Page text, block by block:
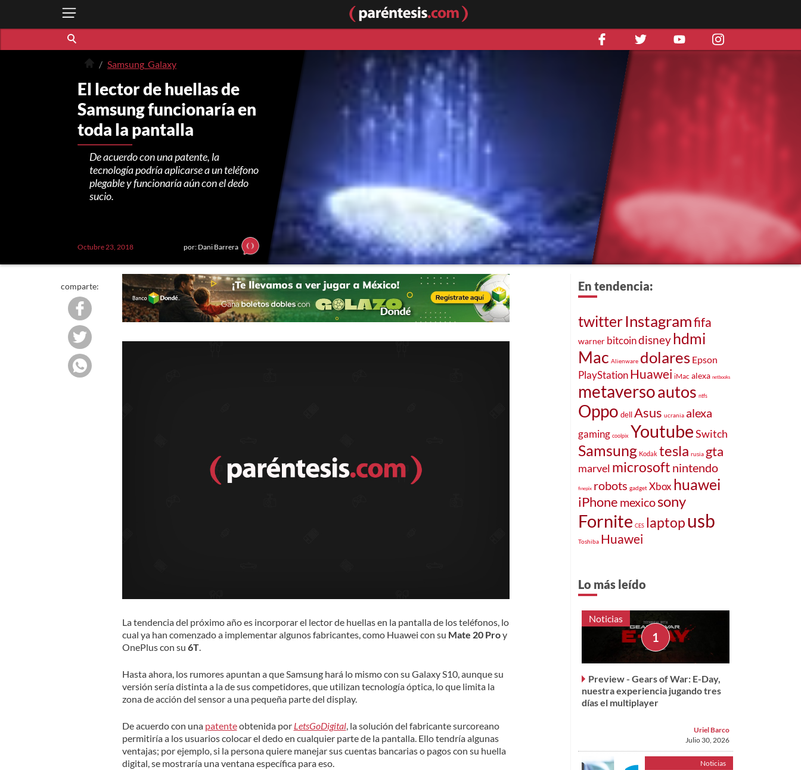
Samsung_Galaxy
El lector de huellas de
Samsung funcionaría en
toda la pantalla
De acuerdo con una patente, la
tecnología podría aplicarse a un teléfono
plegable y funcionaría aún con el dedo
sucio.
Octubre 23, 2018 por: Dani Barrera
comparte:
La tendencia del próximo año es incorporar el lector de huellas en la pantalla de los teléfonos, lo
cual ya han comenzado a implementar algunos fabricantes, como Huawei con su Mate 20 Proy
OnePlus con su 6T.
Hasta ahora, los rumores apuntan a que Samsung hará lo mismo con su Galaxy S10, aunque su
versión sería distinta a la de sus competidores, que utilizan tecnología óptica, lo que limita la
zona de acción del sensor a una pequeña parte del display.
De acuerdo con una patenteobtenida por LetsGoDigital, la solución del fabricante surcoreano
permitiría a los usuarios colocar el dedo en cualquier parte de la pantalla. Ello tendría algunas
ventajas; por ejemplo, si la persona quiere manejar sus cuentas bancarias o pagos con su huella
digital, se mostraría una ventana específica para eso.
En tendencia:
twitterInstagramfifa
warner bitcoindisneyhdmi
Mac Alienware dolares Epson
PlayStationHuawei iMac alexa netbooks
metaversoautos ntfs
Oppo dell Asus ucrania alexa
gaming coolpix YoutubeSwitch
Samsung Kodak tesla rusia gta
marvel microsoft nintendo
finepix robots gadget Xbox huawei
iPhone mexicosony
Fornite CES laptopusb
Toshiba Huawei
Lo más leído
Noticias
Preview - Gears of War: E-Day,
nuestra experiencia jugando tres
días el multiplayer
Uriel Barco
Julio 30, 2026
Noticias